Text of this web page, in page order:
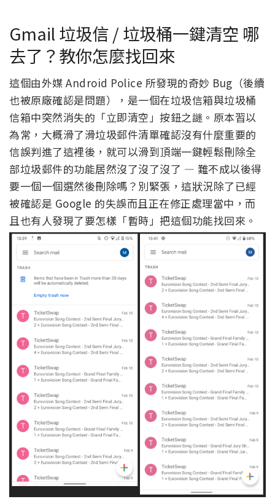
Gmail 垃圾信 / 垃圾桶一鍵清空 哪
去了？教你怎麼找回來
這個由外媒 Android Police 所發現的奇妙 Bug（後續
也被原廠確認是問題），是一個在垃圾信箱與垃圾桶
信箱中突然消失的「立即清空」按鈕之謎。原本習以
為常，大概滑了滑垃圾郵件清單確認沒有什麼重要的
信誤判進了這裡後，就可以滑到頂端一鍵輕鬆刪除全
部垃圾郵件的功能居然沒了沒了沒了 — 難不成以後得
要一個一個選然後刪除嗎？別緊張，這狀況除了已經
被確認是 Google 的失誤而且正在修正處理當中，而
且也有人發現了要怎樣「暫時」把這個功能找回來。